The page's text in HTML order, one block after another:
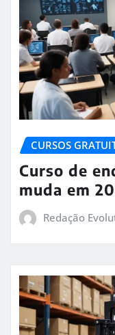
CURSOS
Curso de
muda em
Redação